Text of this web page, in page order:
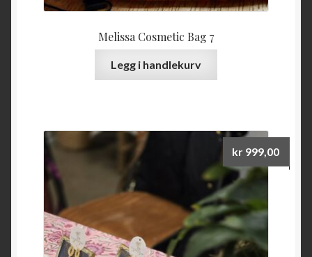
Melissa Cosmetic Bag 7
Legg i handlekurv
kr 999,00